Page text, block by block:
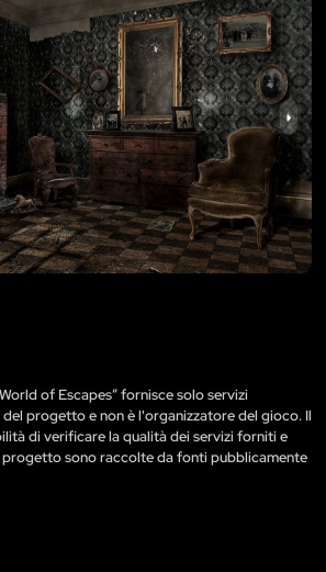
of Escapes” fornisce solo servizi
progetto e non è l'organizzatore del gioco. Il
di verificare la qualità dei servizi forniti e
sono raccolte da fonti pubblicamente